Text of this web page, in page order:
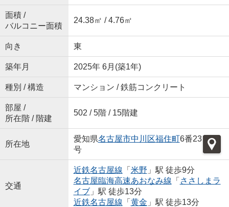
面積 /
バルコニー面積
24.38㎡ / 4.76㎡
向き 東
築年月 2025年 6月(築1年)
種別 / 構造 マンション / 鉄筋コンクリート
部屋 /
所在階 / 階建
502 / 5階 / 15階建
所在地
愛知県名古屋市中川区福住町6番23
号
交通
近鉄名古屋線 「 米野 」駅 徒歩9分
名古屋臨海高速あおなみ線 「 ささしまラ
イブ」駅 徒歩13分
近鉄名古屋線 「 黄金 」駅 徒歩13分